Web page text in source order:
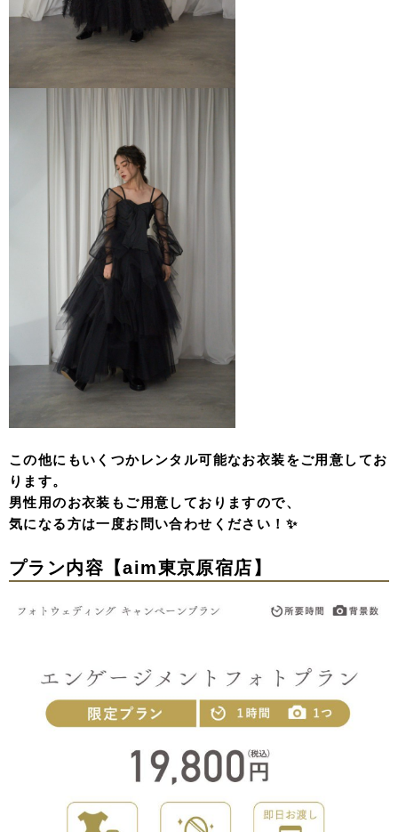
この他にもいくつかレンタル可能なお衣装をご用意してお
ります。
男性用のお衣装もご用意しておりますので、
気になる方は一度お問い合わせください！✨
プラン内容【aim東京原宿店】